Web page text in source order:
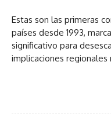
Estas son las primeras
países desde 1993,
significativo para
implicaciones regionales